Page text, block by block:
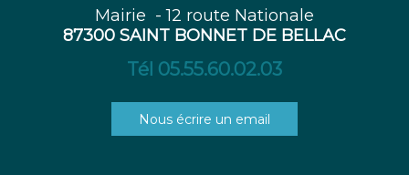
Mairie - 12 route Nationale
87300 SAINT BONNET DE BELLAC
Tél 05.55.60.02.03
Nous écrire un email